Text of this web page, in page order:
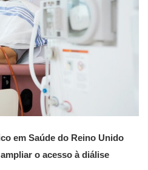
em Saúde do Reino Unido
o acesso à diálise